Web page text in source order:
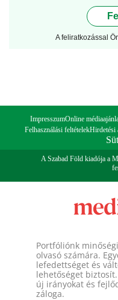
A feliratkozással
ImpresszumOnline
Felhasználási feltételekHirdetési
A Szabad Föld kiadója a
Portfóliónk
olvasó számára.
lefedettséget és
lehetőséget
új irányokat és
záloga.